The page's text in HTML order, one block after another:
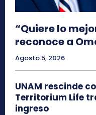
“Quiere lo
reconoce a
Agosto 5, 2026
UNAM rescinde
Territorium Life
ingreso